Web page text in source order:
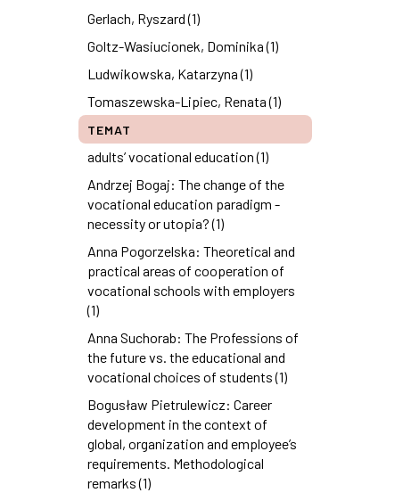
Gerlach, Ryszard (1)
Goltz-Wasiucionek, Dominika (1)
Ludwikowska, Katarzyna (1)
Tomaszewska-Lipiec, Renata (1)
TEMAT
adults’ vocational education (1)
Andrzej Bogaj: The change of the
vocational education paradigm -
necessity or utopia? (1)
Anna Pogorzelska: Theoretical and
practical areas of cooperation of
vocational schools with employers
(1)
Anna Suchorab: The Professions of
the future vs. the educational and
vocational choices of students (1)
Bogusław Pietrulewicz: Career
development in the context of
global, organization and employee’s
requirements. Methodological
remarks (1)